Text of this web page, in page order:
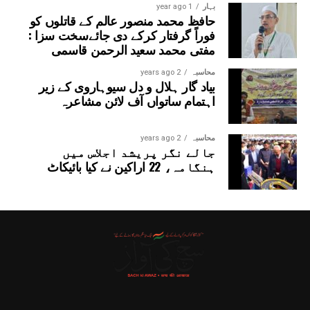
بہار 1 year ago
حافظ محمد منصور عالم کے قاتلوں کو
فوراً گرفتار کرکے دی جائےسخت سزا :
مفتی محمد سعید الرحمن قاسمی
محاسبہ 2 years ago
بیاد گار ہلال و دل سیوہاروی کے زیر
اہتمام ساتواں آف لائن مشاعرہ
محاسبہ 2 years ago
جالے نگر پریشد اجلاس میں
ہنگامہ، 22 اراکین نے کیا بائیکاٹ